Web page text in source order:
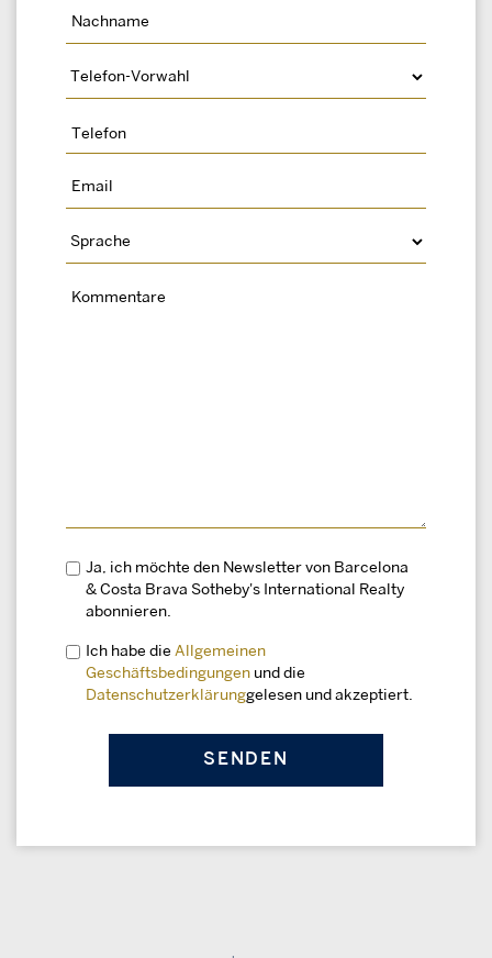
Ja, ich möchte den Newsletter von Barcelona
& Costa Brava Sotheby's International Realty
abonnieren.
Ich habe die Allgemeinen
Geschäftsbedingungen und die
Datenschutzerklärunggelesen und akzeptiert.